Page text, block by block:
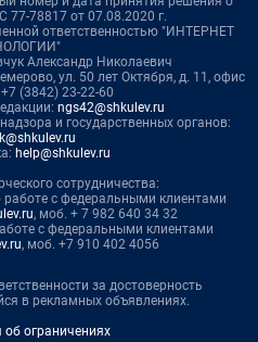
77-78817 от 07.08.2020 г.
ответственностью "ИНТЕРНЕТ
Александр Николаевич
ул. 50 лет Октября, д. 11, офис
(3842) 23-22-60
ngs42@shkulev.ru
и государственных органов:
help@shkulev.ru
сотрудничества:
с федеральными клиентами
, моб. + 7 982 640 34 32
с федеральными клиентами
, моб. +7 910 402 4056
за достоверность
в рекламных объявлениях.
ограничениях